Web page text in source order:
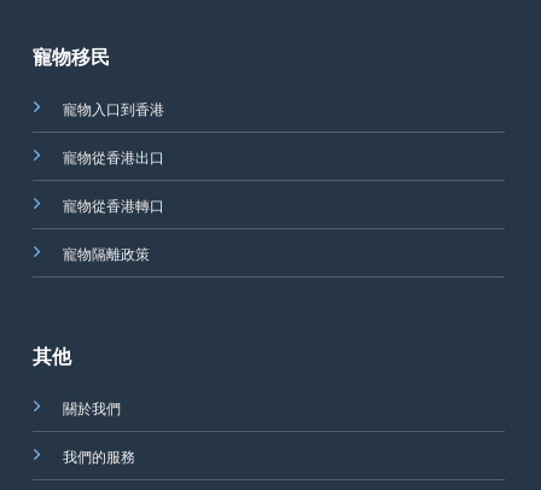
寵物移民
寵物入口到香港
寵物從香港出口
寵物從香港轉口
寵物隔離政策
其他
關於我們
我們的服務